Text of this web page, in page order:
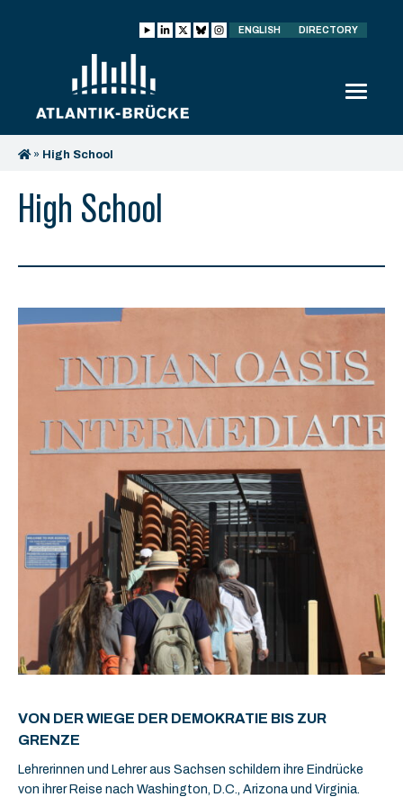
ENGLISH DIRECTORY
» High School
High School
VON DER WIEGE DER DEMOKRATIE BIS ZUR
GRENZE
Lehrerinnen und Lehrer aus Sachsen schildern ihre Eindrücke
von ihrer Reise nach Washington, D.C., Arizona und Virginia.